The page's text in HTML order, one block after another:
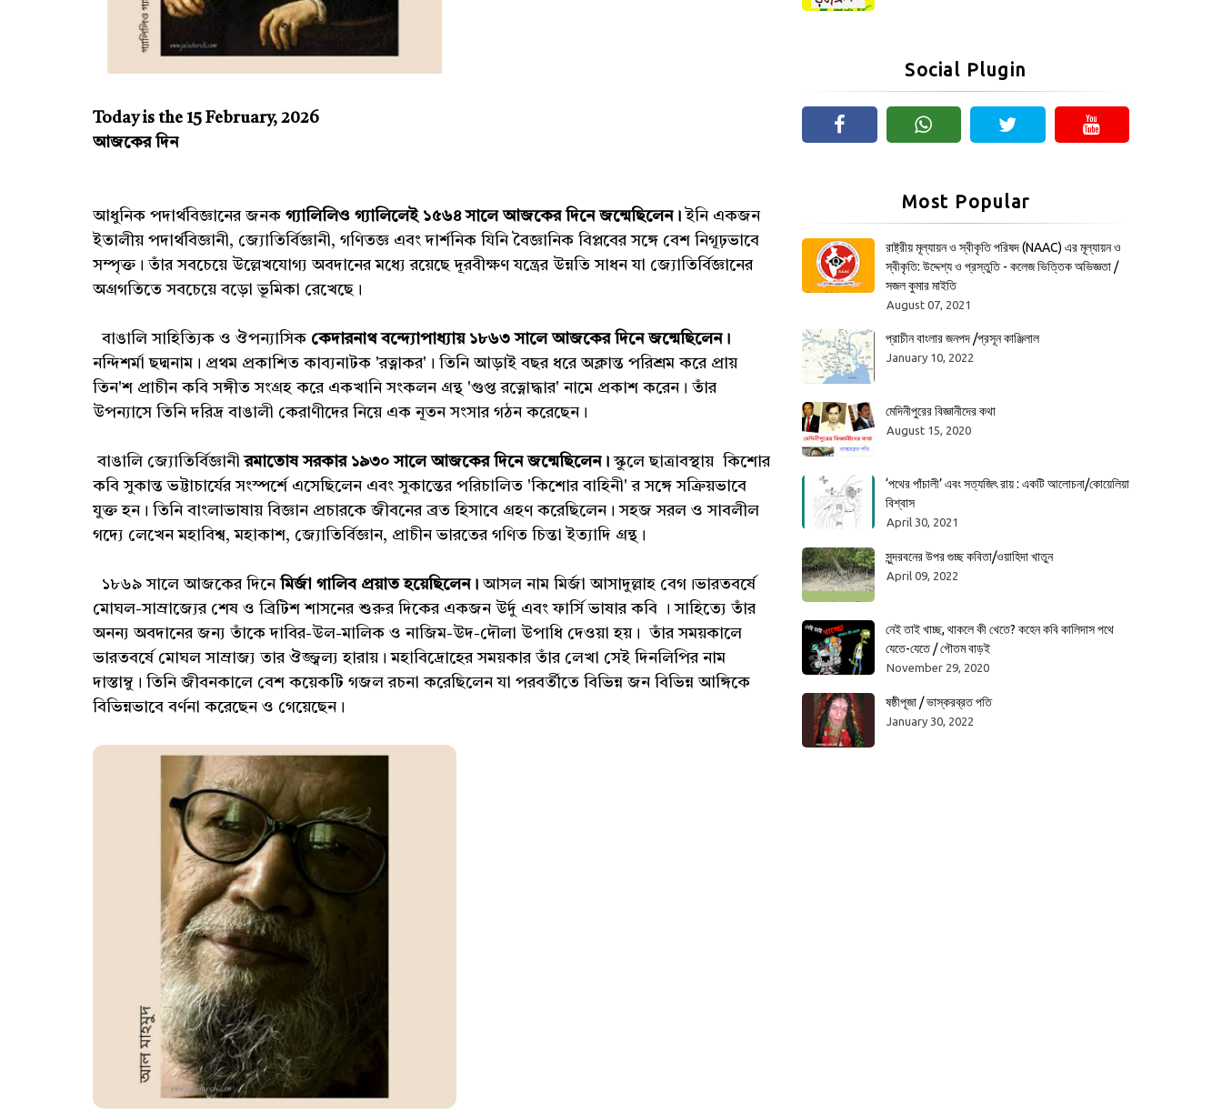
Today is the 15 February, 2026
আজকের দিন
আধুনিক পদার্থবিজ্ঞানের জনক গ্যালিলিও গ্যালিলেই ১৫৬৪ সালে আজকের দিনে জন্মেছিলেন।ইনি একজন
ইতালীয় পদার্থবিজ্ঞানী, জ্যোতির্বিজ্ঞানী, গণিতজ্ঞ এবং দার্শনিক যিনি বৈজ্ঞানিক বিপ্লবের সঙ্গে বেশ নিগূঢ়ভাবে
সম্পৃক্ত। তাঁর সবচেয়ে উল্লেখযোগ্য অবদানের মধ্যে রয়েছে দূরবীক্ষণ যন্ত্রের উন্নতি সাধন যা জ্যোতির্বিজ্ঞানের
অগ্রগতিতে সবচেয়ে বড়ো ভূমিকা রেখেছে।
বাঙালি সাহিত্যিক ও ঔপন্যাসিক কেদারনাথ বন্দ্যোপাধ্যায় ১৮৬৩ সালে আজকের দিনে জন্মেছিলেন।
নন্দিশর্মা ছদ্মনাম। প্রথম প্রকাশিত কাব্যনাটক 'রত্নাকর'। তিনি আড়াই বছর ধরে অক্লান্ত পরিশ্রম করে প্রায়
তিন'শ প্রাচীন কবি সঙ্গীত সংগ্রহ করে একখানি সংকলন গ্রন্থ 'গুপ্ত রত্নোদ্ধার' নামে প্রকাশ করেন। তাঁর
উপন্যাসে তিনি দরিদ্র বাঙালী কেরাণীদের নিয়ে এক নূতন সংসার গঠন করেছেন।
বাঙালি জ্যোতির্বিজ্ঞানীরমাতোষ সরকার ১৯৩০ সালে আজকের দিনে জন্মেছিলেন।স্কুলে ছাত্রাবস্থায় কিশোর
কবি সুকান্ত ভট্টাচার্যের সংস্পর্শে এসেছিলেন এবং সুকান্তের পরিচালিত 'কিশোর বাহিনী' র সঙ্গে সক্রিয়ভাবে
যুক্ত হন। তিনি বাংলাভাষায় বিজ্ঞান প্রচারকে জীবনের ব্রত হিসাবে গ্রহণ করেছিলেন। সহজ সরল ও সাবলীল
গদ্যে লেখেন মহাবিশ্ব, মহাকাশ, জ্যোতির্বিজ্ঞান, প্রাচীন ভারতের গণিত চিন্তা ইত্যাদি গ্রন্থ।
১৮৬৯ সালে আজকের দিনেমির্জা গালিব প্রয়াত হয়েছিলেন।আসল নাম মির্জা আসাদুল্লাহ বেগ।ভারতবর্ষে
মোঘল-সাম্রাজ্যের শেষ ও ব্রিটিশ শাসনের শুরুর দিকের একজন উর্দু এবং ফার্সি ভাষার কবি । সাহিত্যে তাঁর
অনন্য অবদানের জন্য তাঁকে দাবির-উল-মালিক ও নাজিম-উদ-দৌলা উপাধি দেওয়া হয়। তাঁর সময়কালে
ভারতবর্ষে মোঘল সাম্রাজ্য তার ঔজ্জ্বল্য হারায়। মহাবিদ্রোহের সময়কার তাঁর লেখা সেই দিনলিপির নাম
দাস্তাম্বু। তিনি জীবনকালে বেশ কয়েকটি গজল রচনা করেছিলেন যা পরবর্তীতে বিভিন্ন জন বিভিন্ন আঙ্গিকে
বিভিন্নভাবে বর্ণনা করেছেন ও গেয়েছেন।
Social Plugin
Most Popular
রাষ্ট্রীয় মূল্যায়ন ও স্বীকৃতি পরিষদ (NAAC) এর মূল্যায়ন ও
স্বীকৃতি: উদ্দেশ্য ও প্রস্তুতি - কলেজ ভিত্তিক অভিজ্ঞতা /
সজল কুমার মাইতি
August 07, 2021
প্রাচীন বাংলার জনপদ /প্রসূন কাঞ্জিলাল
January 10, 2022
মেদিনীপুরের বিজ্ঞানীদের কথা
August 15, 2020
‘পথের পাঁচালী’ এবং সত্যজিৎ রায় : একটি আলোচনা/কোয়েলিয়া
বিশ্বাস
April 30, 2021
সুন্দরবনের উপর গুচ্ছ কবিতা/ওয়াহিদা খাতুন
April 09, 2022
নেই তাই খাচ্ছ, থাকলে কী খেতে? কহেন কবি কালিদাস পথে
যেতে-যেতে / গৌতম বাড়ই
November 29, 2020
ষষ্ঠীপূজা / ভাস্করব্রত পতি
January 30, 2022